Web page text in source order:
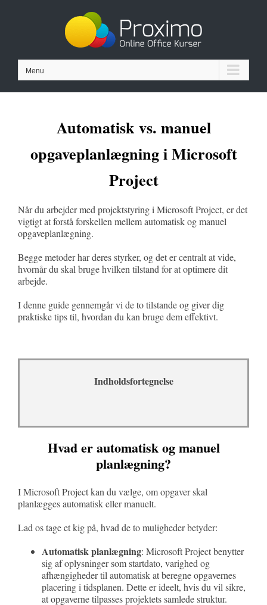
Menu
Automatisk vs. manuel
opgaveplanlægning i Microsoft
Project
Når du arbejder med projektstyring i Microsoft Project, er det
vigtigt at forstå forskellen mellem automatisk og manuel
opgaveplanlægning.
Begge metoder har deres styrker, og det er centralt at vide,
hvornår du skal bruge hvilken tilstand for at optimere dit
arbejde.
I denne guide gennemgår vi de to tilstande og giver dig
praktiske tips til, hvordan du kan bruge dem effektivt.
Indholdsfortegnelse
Hvad er automatisk og manuel
planlægning?
I Microsoft Project kan du vælge, om opgaver skal
planlægges automatisk eller manuelt.
Lad os tage et kig på, hvad de to muligheder betyder:
Automatisk planlægning: Microsoft Project benytter
sig af oplysninger som startdato, varighed og
afhængigheder til automatisk at beregne opgavernes
placering i tidsplanen. Dette er ideelt, hvis du vil sikre,
at opgaverne tilpasses projektets samlede struktur.